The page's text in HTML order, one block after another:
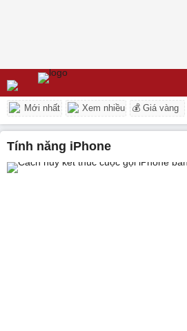
Mới nhất Xem nhiều 💰 Giá vàng
tính năng iPhone